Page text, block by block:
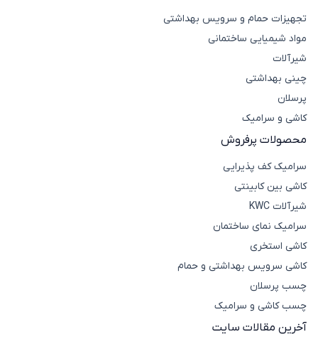
تجهیزات حمام و سرویس بهداشتی
مواد شیمیایی ساختمانی
شیرآلات
چینی بهداشتی
پرسلان
کاشی و سرامیک
محصولات پرفروش
سرامیک کف پذیرایی
کاشی بین کابینتی
شیرآلات KWC
سرامیک نمای ساختمان
کاشی استخری
کاشی سرویس بهداشتی و حمام
چسب پرسلان
چسب کاشی و سرامیک
آخرین مقالات سایت